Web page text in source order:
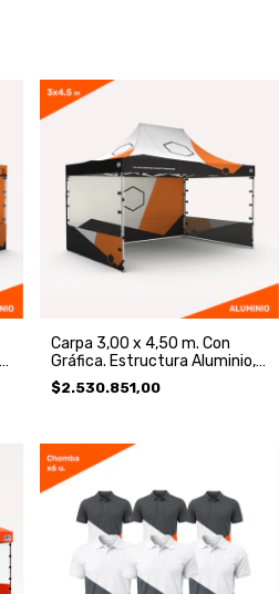
Carpa 3,00 x 4,50 m. Con
Gráfica. Estructura Aluminio,
Techo y 3 Paredes.
$2.530.851,00